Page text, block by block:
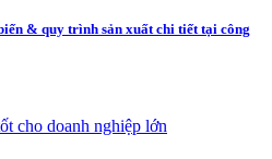
& quy trình sản xuất chi tiết tại công